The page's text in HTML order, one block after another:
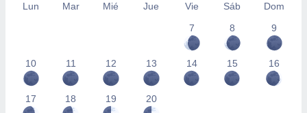
Lun Mar Mié Jue Vie Sáb
Dom
7
8 9
10 11 12 13 14 15 16
17 18 19 20